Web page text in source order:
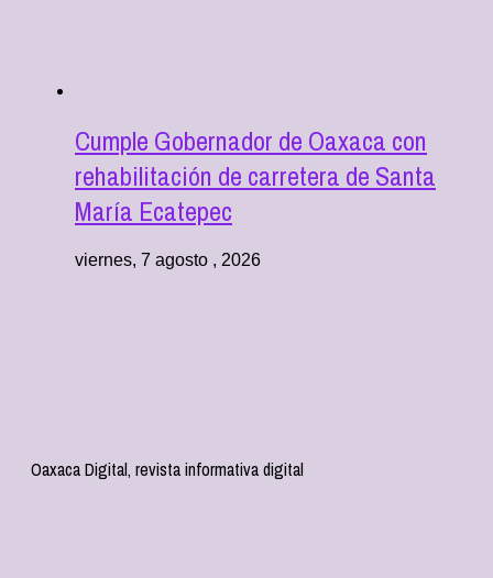
Cumple Gobernador de Oaxaca con
rehabilitación de carretera de Santa
María Ecatepec
viernes, 7 agosto , 2026
Oaxaca Digital, revista informativa digital